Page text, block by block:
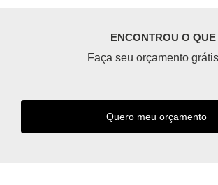
ENCONTROU O
Faça seu orçamento
Quero meu orçamento